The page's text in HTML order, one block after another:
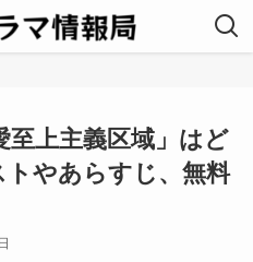
上主義区域」はど
やあらすじ、無料